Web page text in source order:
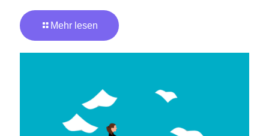
Mehr lesen